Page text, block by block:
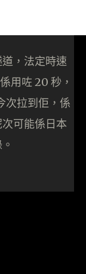
，法定時速
用咗 20 秒，
次拉到佢，係
可能係日本